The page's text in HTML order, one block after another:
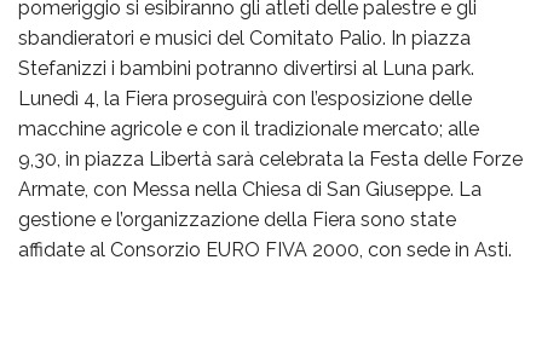
pomeriggio si esibiranno gli atleti delle palestre e gli
sbandieratori e musici del Comitato Palio. In piazza
Stefanizzi i bambini potranno divertirsi al Luna park.
Lunedì 4, la Fiera proseguirà con l’esposizione delle
macchine agricole e con il tradizionale mercato; alle
9,30, in piazza Libertà sarà celebrata la Festa delle Forze
Armate, con Messa nella Chiesa di San Giuseppe. La
gestione e l’organizzazione della Fiera sono state
affidate al Consorzio EURO FIVA 2000, con sede in Asti.